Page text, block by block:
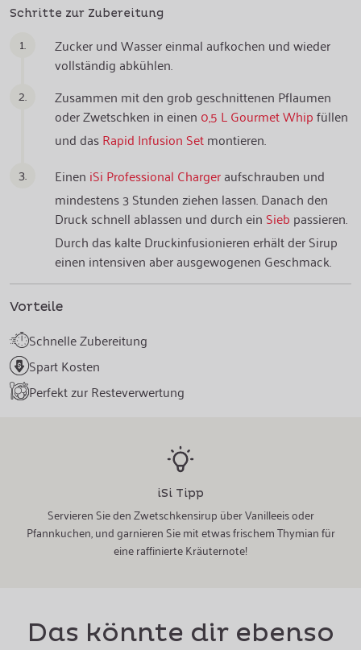
Schritte zur Zubereitung
1.
Zucker und Wasser einmal aufkochen und wieder
vollständig abkühlen.
2.
Zusammen mit den grob geschnittenen Pflaumen
oder Zwetschken in einen 0,5 L Gourmet Whipfüllen
und dasRapid Infusion Setmontieren.
3.
Einen iSi Professional Chargeraufschrauben und
mindestens 3 Stunden ziehen lassen. Danach den
Druck schnell ablassen und durch einSieb passieren.
Durch das kalte Druckinfusionieren erhält der Sirup
einen intensiven aber ausgewogenen Geschmack.
Vorteile
Schnelle Zubereitung
Spart Kosten
Perfekt zur Resteverwertung
iSi Tipp
Servieren Sie den Zwetschkensirup über Vanilleeis oder
Pfannkuchen, und garnieren Sie mit etwas frischem Thymian für
eine raffinierte Kräuternote!
Das könnte dir ebenso